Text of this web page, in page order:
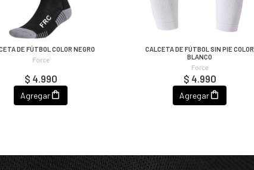
DE FÚTBOL COLOR NEGRO
Force
$ 4.990
Agregar
CALCETA DE FÚTBOL SIN PIE COLOR
BLANCO
Force
$ 4.990
Agregar